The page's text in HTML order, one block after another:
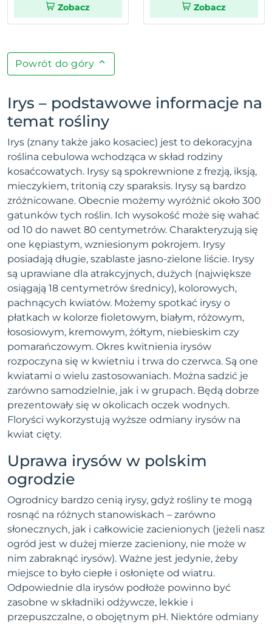
Zobacz Zobacz
Powrót do góry
Irys – podstawowe informacje na
temat rośliny
Irys (znany także jako kosaciec) jest to dekoracyjna
roślina cebulowa wchodząca w skład rodziny
kosaćcowatych. Irysy są spokrewnione z frezją, iksją,
mieczykiem, tritonią czy sparaksis. Irysy są bardzo
zróżnicowane. Obecnie możemy wyróżnić około 300
gatunków tych roślin. Ich wysokość może się wahać
od 10 do nawet 80 centymetrów. Charakteryzują się
one kępiastym, wzniesionym pokrojem. Irysy
posiadają długie, szablaste jasno-zielone liście. Irysy
są uprawiane dla atrakcyjnych, dużych (największe
osiągają 18 centymetrów średnicy), kolorowych,
pachnących kwiatów. Możemy spotkać irysy o
płatkach w kolorze fioletowym, białym, różowym,
łososiowym, kremowym, żółtym, niebieskim czy
pomarańczowym. Okres kwitnienia irysów
rozpoczyna się w kwietniu i trwa do czerwca. Są one
kwiatami o wielu zastosowaniach. Można sadzić je
zarówno samodzielnie, jak i w grupach. Będą dobrze
prezentowały się w okolicach oczek wodnych.
Floryści wykorzystują wyższe odmiany irysów na
kwiat cięty.
Uprawa irysów w polskim
ogrodzie
Ogrodnicy bardzo cenią irysy, gdyż rośliny te mogą
rosnąć na różnych stanowiskach – zarówno
słonecznych, jak i całkowicie zacienionych (jeżeli nasz
ogród jest w dużej mierze zacieniony, nie może w
nim zabraknąć irysów). Ważne jest jedynie, żeby
miejsce to było ciepłe i osłonięte od wiatru.
Odpowiednie dla irysów podłoże powinno być
zasobne w składniki odżywcze, lekkie i
przepuszczalne, o obojętnym pH. Niektóre odmiany